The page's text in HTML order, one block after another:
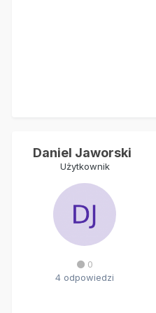
Daniel Jaworski
Użytkownik
0
4 odpowiedzi